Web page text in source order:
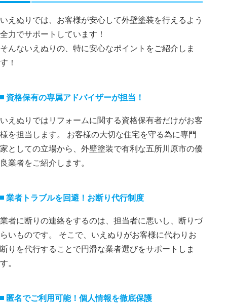
いえぬりでは、お客様が安心して外壁塗装を行えるよう
全力でサポートしています！
そんないえぬりの、特に安心なポイントをご紹介しま
す！
資格保有の専属アドバイザーが担当！
いえぬりではリフォームに関する資格保有者だけがお客
様を担当します。 お客様の大切な住宅を守る為に専門
家としての立場から、外壁塗装で有利な五所川原市の優
良業者をご紹介します。
業者トラブルを回避！お断り代⾏制度
業者に断りの連絡をするのは、担当者に悪いし、断りづ
らいものです。 そこで、いえぬりがお客様に代わりお
断りを代⾏することで円滑な業者選びをサポートしま
す。
匿名でご利⽤可能！個⼈情報を徹底保護